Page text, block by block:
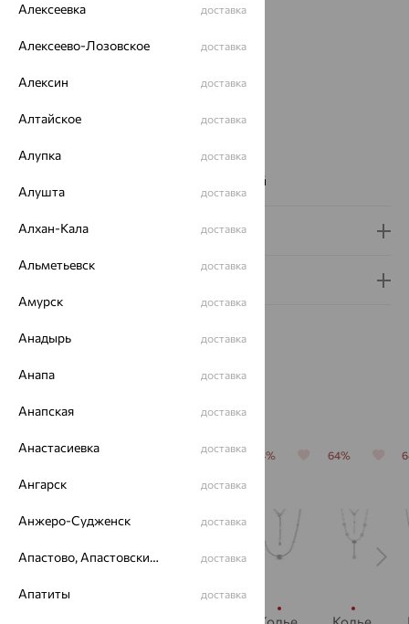
Металл:Серебро
Страна происхождения:
КИТАЙ
Вставка:
Цвет вставки:
Новинка:
Бесцветный
Доставка и оплата
Похожие изделия
64% 64% 64% 64%
Алексеевка доставка
Алексеево-Лозовское доставка
Алексин доставка
Алтайское доставка
Алупка доставка
Алушта доставка
Алхан-Кала доставка
Альметьевск доставка
Амурск доставка
Анадырь доставка
Анапа доставка
Анапская доставка
Анастасиевка доставка
Ангарск доставка
Анжеро-Судженск доставка
Апастово, Апастовский район доставка
Апатиты доставка